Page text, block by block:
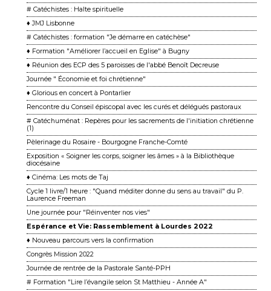
# Catéchistes : Halte spirituelle
♦ JMJ Lisbonne
# Catéchistes : formation "Je démarre en catéchèse"
♦ Formation "Améliorer l’accueil en Eglise" à Bugny
♦ Réunion des ECP des 5 paroisses de l'abbé Benoît Decreuse
Journée " Économie et foi chrétienne"
♦ Glorious en concert à Pontarlier
Rencontre du Conseil épiscopal avec les curés et délégués pastoraux
# Catéchuménat : Repères pour les sacrements de l'initiation chrétienne
(1)
Pèlerinage du Rosaire - Bourgogne Franche-Comté
Exposition « Soigner les corps, soigner les âmes » à la Bibliothèque
diocésaine
♦ Cinéma: Les mots de Taj
Cycle 1 livre/1 heure : "Quand méditer donne du sens au travail" du P.
Laurence Freeman
Une journée pour "Réinventer nos vies"
Espérance et Vie: Rassemblement à Lourdes 2022
♦ Nouveau parcours vers la confirmation
Congrès Mission 2022
Journée de rentrée de la Pastorale Santé-PPH
# Formation "Lire l’évangile selon St Matthieu - Année A"